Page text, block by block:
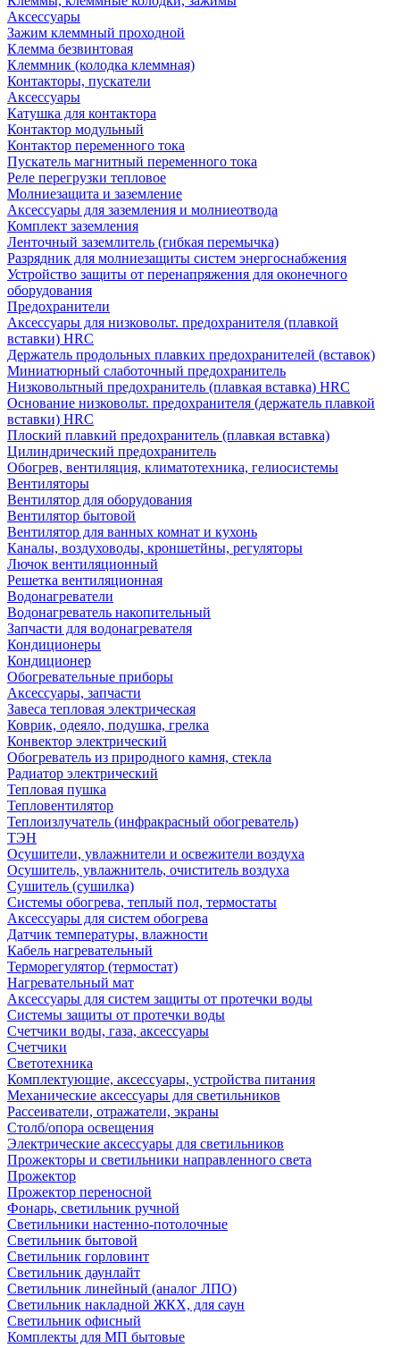
Аксессуары
Зажим клеммный проходной
Клемма безвинтовая
Клеммник (колодка клеммная)
Контакторы, пускатели
Аксессуары
Катушка для контактора
Контактор модульный
Контактор переменного тока
Пускатель магнитный переменного тока
Реле перегрузки тепловое
Молниезащита и заземление
Аксессуары для заземления и молниеотвода
Комплект заземления
Ленточный заземлитель (гибкая перемычка)
Разрядник для молниезащиты систем энергоснабжения
Устройство защиты от перенапряжения для оконечного
оборудования
Предохранители
Аксессуары для низковольт. предохранителя (плавкой
вставки) HRC
Держатель продольных плавких предохранителей (вставок)
Миниатюрный слаботочный предохранитель
Низковольтный предохранитель (плавкая вставка) HRC
Основание низковольт. предохранителя (держатель плавкой
вставки) HRC
Плоский плавкий предохранитель (плавкая вставка)
Цилиндрический предохранитель
Обогрев, вентиляция, климатотехника, гелиосистемы
Вентиляторы
Вентилятор для оборудования
Вентилятор бытовой
Вентилятор для ванных комнат и кухонь
Каналы, воздуховоды, кроншетйны, регуляторы
Лючок вентиляционный
Решетка вентиляционная
Водонагреватели
Водонагреватель накопительный
Запчасти для водонагревателя
Кондиционеры
Кондиционер
Обогревательные приборы
Аксессуары, запчасти
Завеса тепловая электрическая
Коврик, одеяло, подушка, грелка
Конвектор электрический
Обогреватель из природного камня, стекла
Радиатор электрический
Тепловая пушка
Тепловентилятор
Теплоизлучатель (инфракрасный обогреватель)
ТЭН
Осушители, увлажнители и освежители воздуха
Осушитель, увлажнитель, очиститель воздуха
Сушитель (сушилка)
Системы обогрева, теплый пол, термостаты
Аксессуары для систем обогрева
Датчик температуры, влажности
Кабель нагревательный
Терморегулятор (термостат)
Нагревательный мат
Аксессуары для систем защиты от протечки воды
Системы защиты от протечки воды
Счетчики воды, газа, аксессуары
Счетчики
Светотехника
Комплектующие, аксессуары, устройства питания
Механические аксессуары для светильников
Рассеиватели, отражатели, экраны
Столб/опора освещения
Электрические аксессуары для светильников
Прожекторы и светильники направленного света
Прожектор
Прожектор переносной
Фонарь, светильник ручной
Светильники настенно-потолочные
Светильник бытовой
Светильник горловинт
Светильник даунлайт
Светильник линейный (аналог ЛПО)
Светильник накладной ЖКХ, для саун
Светильник офисный
Комплекты для МП бытовые